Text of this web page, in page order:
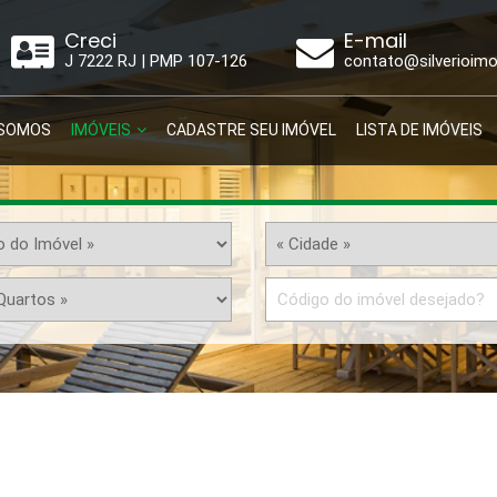
Creci
J 7222 RJ | PMP 107-126
E-mail
IMÓVEIS CADASTRE SEU IMÓVEL LISTA DE IMÓVEIS